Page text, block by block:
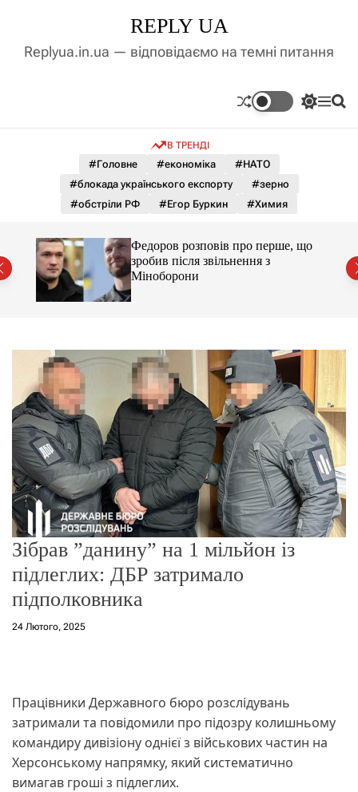
д
у
REPLY UA
Replyua.in.ua — відповідаємо на темні питання
П
к
а
о
г
е
ж
м
у
М П
В ТРЕНДІ
#Головне #економіка
#НАТО
#блокада українського експорту
#зерно
#обстріли РФ
#Егор Буркин #Химия
Федоров розповів про перше, що
зробив після звільнення з
Міноборони
Зібрав ”данину” на 1 мільйон із
підлеглих: ДБР затримало
підполковника
24 Лютого, 2025
Працівники Державного бюро розслідувань
затримали та повідомили про підозру колишньому
командиру дивізіону однієї з військових частин на
Херсонському напрямку, який систематично
вимагав гроші з підлеглих.